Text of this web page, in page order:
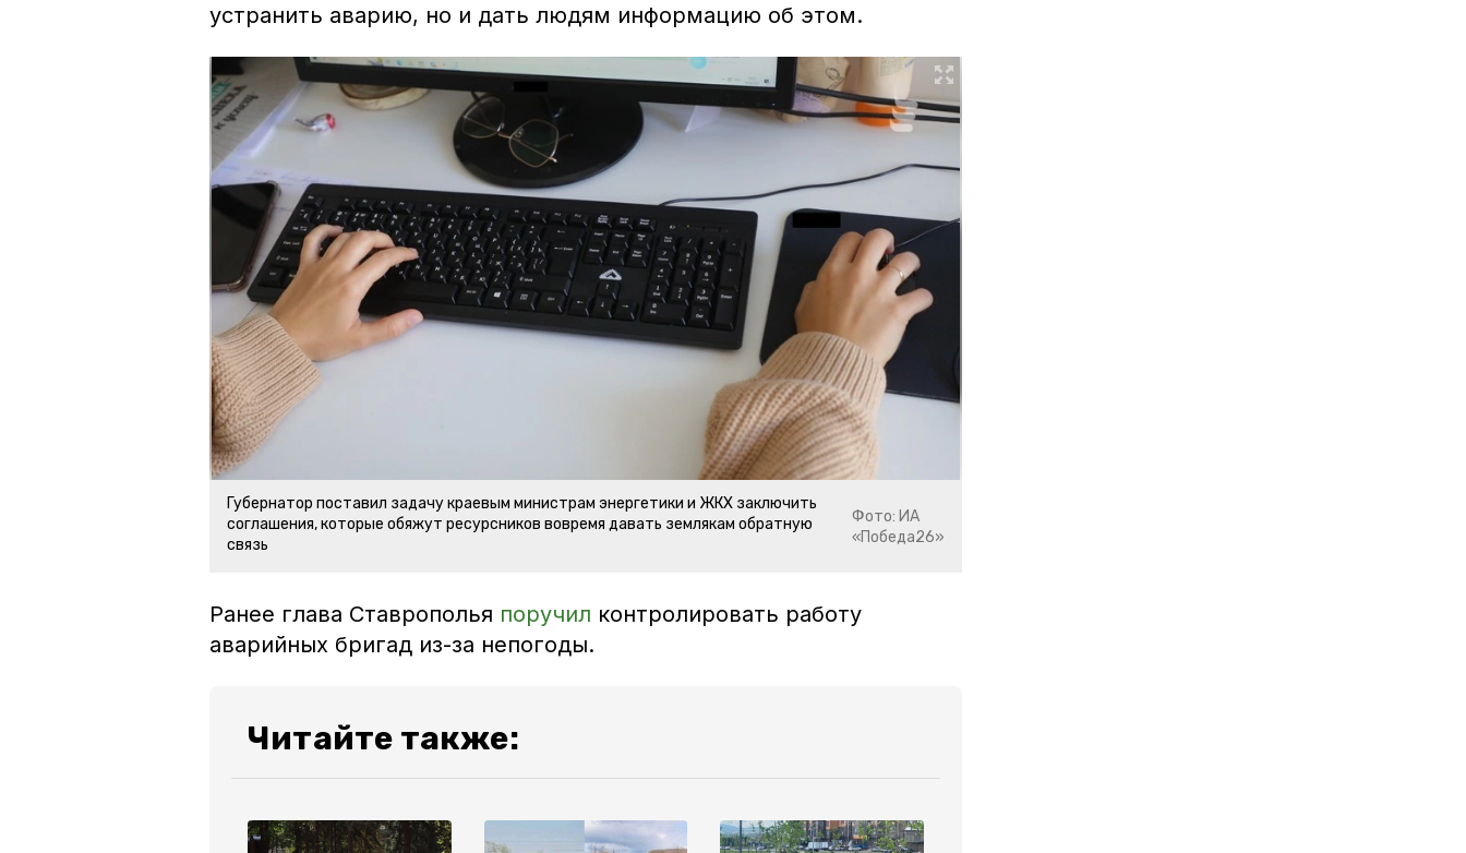
устранить аварию, но и дать людям информацию об этом.
Губернатор поставил задачу краевым министрам энергетики и ЖКХ заключить
соглашения, которые обяжут ресурсников вовремя давать землякам обратную
связь
Фото: ИА
«Победа26»
Ранее глава Ставрополья поручил контролировать работу
аварийных бригад из-за непогоды.
Читайте также: